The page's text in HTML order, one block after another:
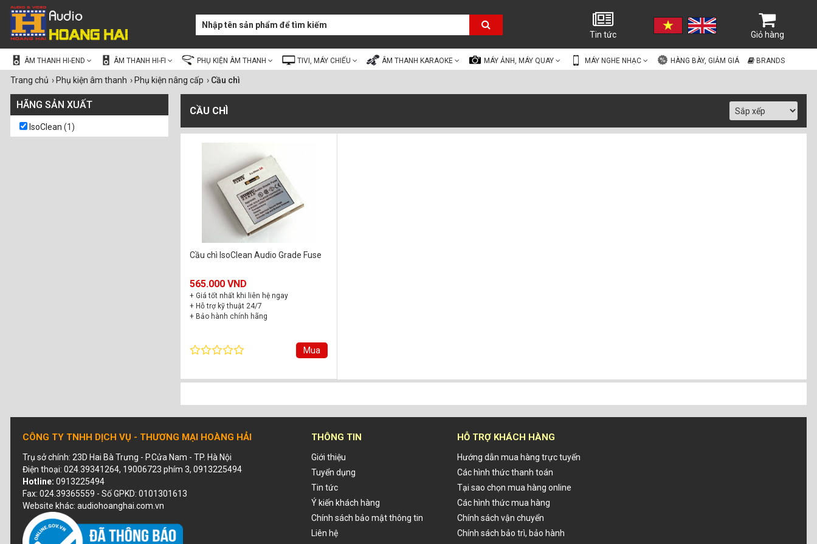
Tin tức Giỏ hàng
ÂM THANH HI-END ÂM THANH HI-FI PHỤ KIỆN ÂM THANH TIVI, MÁY CHIẾU ÂM THANH KARAOKE MÁY ẢNH, MÁY QUAY MÁY NGHE NHẠC HÀNG BÀY, GIẢM GIÁ BRANDS
Trang chủ › Phụ kiện âm thanh › Phụ kiện nâng cấp › Cầu chì
HÃNG SẢN XUẤT
IsoClean (1)
CẦU CHÌ
Cầu chì IsoClean Audio Grade Fuse
565.000 VND
+ Giá tốt nhất khi liên hệ ngay
+ Hỗ trợ kỹ thuật 24/7
+ Bảo hành chính hãng
Mua
CÔNG TY TNHH DỊCH VỤ - THƯƠNG MẠI HOÀNG HẢI
Trụ sở chính: 23D Hai Bà Trưng - P.Cửa Nam - TP. Hà Nội
Điện thoại: 024.39341264, 19006723 phím 3, 0913225494
Hotline: 0913225494
Fax: 024.39365559 - Số GPKD: 0101301613
Website khác: audiohoanghai.com.vn
THÔNG TIN
Giới thiệu
Tuyển dụng
Tin tức
Ý kiến khách hàng
Chính sách bảo mật thông tin
Liên hệ
HỖ TRỢ KHÁCH HÀNG
Hướng dẫn mua hàng trực tuyến
Các hình thức thanh toán
Tại sao chọn mua hàng online
Các hình thức mua hàng
Chính sách vận chuyển
Chính sách bảo trì, bảo hành